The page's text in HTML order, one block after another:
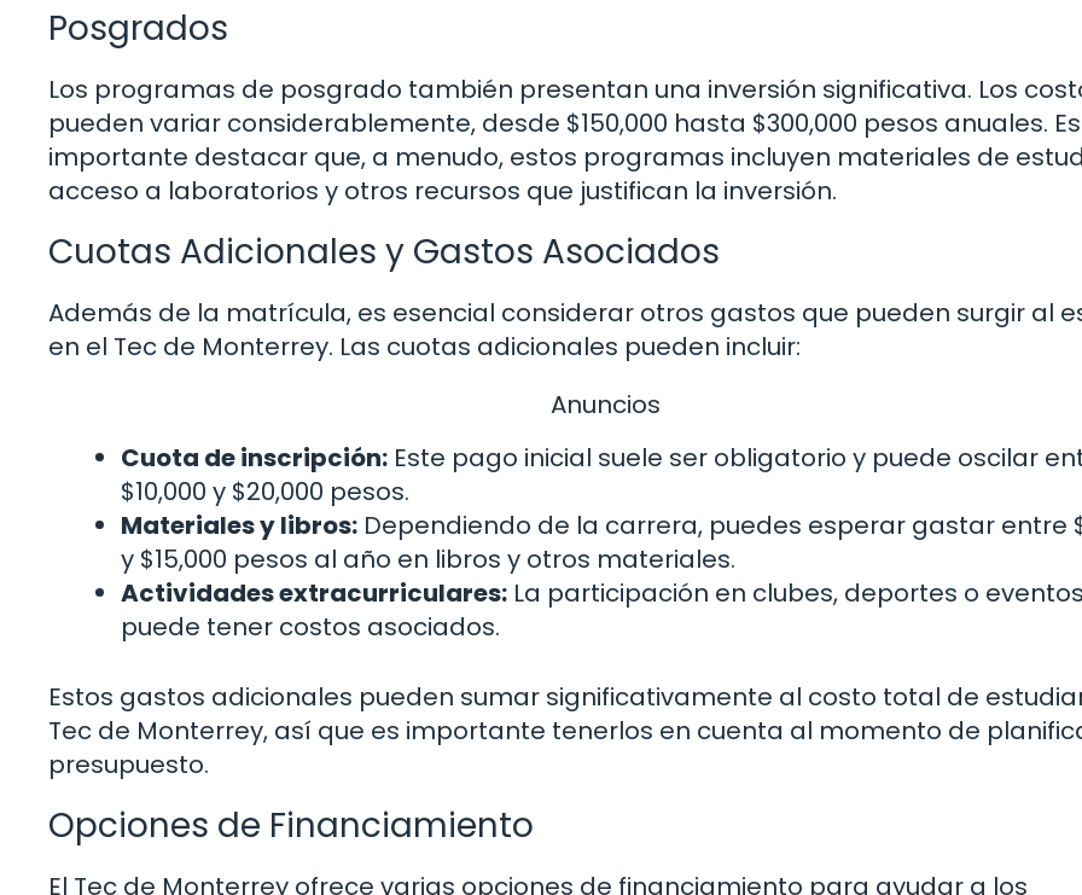
Posgrados
Los programas de posgrado también presentan una inversión significativa. Los
pueden variar considerablemente, desde $150,000 hasta $300,000 pesos anuales. Es
importante destacar que, a menudo, estos programas incluyen materiales de
acceso a laboratorios y otros recursos que justifican la inversión.
Cuotas Adicionales y Gastos Asociados
Además de la matrícula, es esencial considerar otros gastos que pueden surgir al
en el Tec de Monterrey. Las cuotas adicionales pueden incluir:
Anuncios
Cuota de inscripción: Este pago inicial suele ser obligatorio y puede oscilar
$10,000 y $20,000 pesos.
Materiales y libros: Dependiendo de la carrera, puedes esperar gastar entre
y $15,000 pesos al año en libros y otros materiales.
Actividades extracurriculares: La participación en clubes, deportes o eventos
puede tener costos asociados.
Estos gastos adicionales pueden sumar significativamente al costo total de
Tec de Monterrey, así que es importante tenerlos en cuenta al momento de
presupuesto.
Opciones de Financiamiento
El Tec de Monterrey ofrece varias opciones de financiamiento para ayudar a los